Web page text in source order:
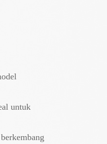
untuk